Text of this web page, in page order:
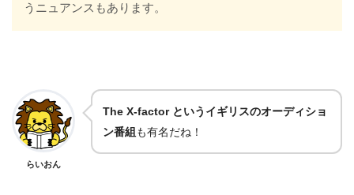
うニュアンスもあります。
らいおん
The X-factor というイギリスのオーディショ
ン番組 も有名だね！